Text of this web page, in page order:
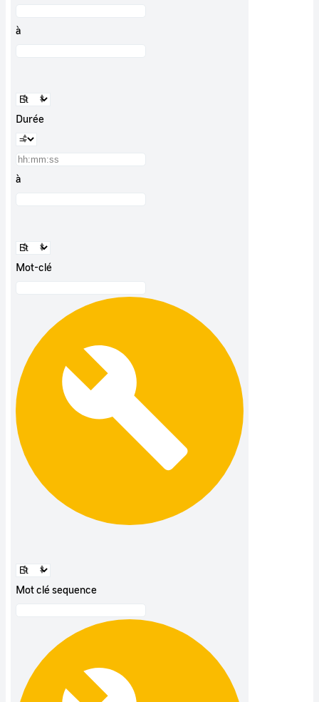
à
Durée
à
Mot-clé
Mot clé sequence